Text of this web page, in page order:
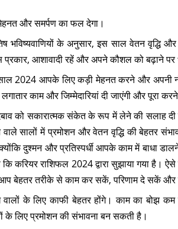
और समर्पण का फल देगा।
भविष्यवाणियों के अनुसार, इस साल वेतन वृद्धि
आशावादी रहें और अपने कौशल को बढ़ाने पर
साल 2024 आपके लिए कड़ी मेहनत करने और अपनी
काम और जिम्मेदारियां दी जाएंगी और पूरा
को सकारात्मक संकेत के रूप में लेने की सलाह दी
सालों में प्रमोशन और वेतन वृद्धि की बेहतर
दुश्मन और प्रतिस्पर्धी आपके काम में बाधा
करियर राशिफल 2024 द्वारा सुझाया गया है।
बेहतर तरीके से काम कर सकें, परिणाम दे सकें और
के लिए काफी बेहतर होंगे। काम का बोझ कम
के लिए प्रमोशन की संभावना बन सकती है।